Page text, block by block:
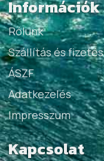
Információk
Rólunk
Szállítás és fizetés
ÁSZF
Adatkezelés
Impresszum
Kapcsolat